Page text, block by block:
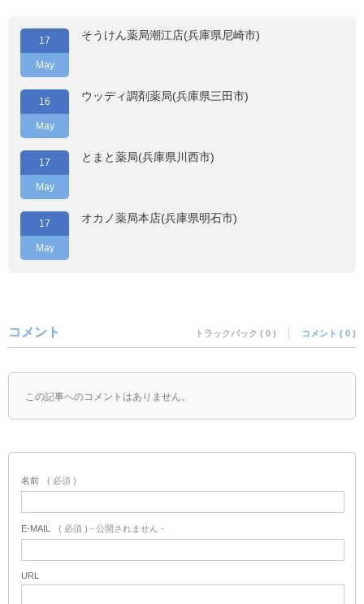
17
May
そうけん薬局潮江店(兵庫県尼崎市)
16
May
ウッディ調剤薬局(兵庫県三田市)
17
May
とまと薬局(兵庫県川西市)
17
May
オカノ薬局本店(兵庫県明石市)
コメント トラックバック ( 0 ) コメント ( 0 )
この記事へのコメントはありません。
名前 ( 必須 )
E-MAIL ( 必須 ) - 公開されません -
URL